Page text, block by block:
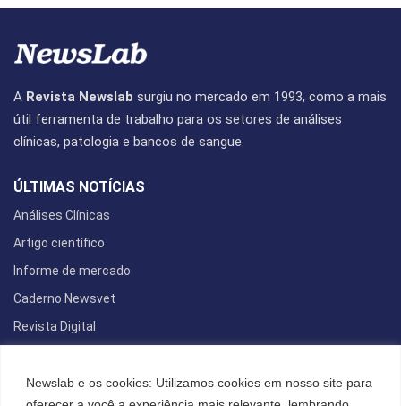
Newslab e os cookies: Utilizamos cookies em nosso site para
A Revista Newslab surgiu no mercado em 1993, como a mais
útil ferramenta de trabalho para os setores de análises
clínicas, patologia e bancos de sangue.
ÚLTIMAS NOTÍCIAS
Análises Clínicas
Artigo científico
Informe de mercado
Caderno Newsvet
Revista Digital